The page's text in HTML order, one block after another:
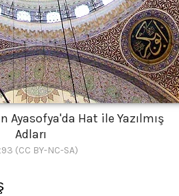
Ayasofya'da Hat ile Yazılmış
Adları
(CC BY-NC-SA)